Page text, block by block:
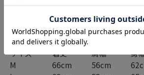
ITEM SIZE
サイズ 着丈 肩幅 身
M
66cm 56cm